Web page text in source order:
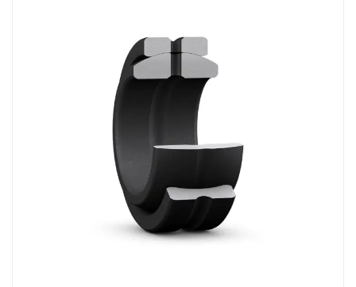
the
end
of
images
gallery